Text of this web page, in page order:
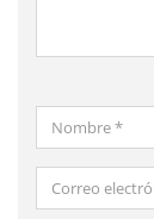
Nombre
*
Correo
electrónico